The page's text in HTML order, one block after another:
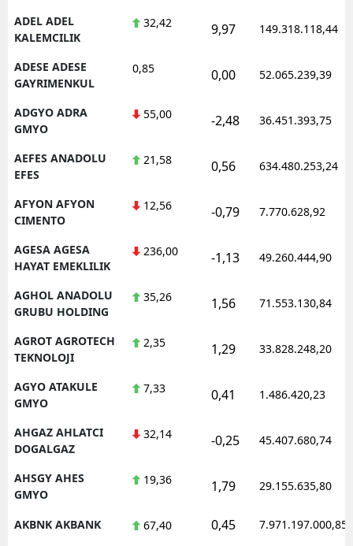
ADEL ADEL
KALEMCILIK
32,42 9,97 149.318.118,44
ADESE ADESE
GAYRIMENKUL
0,85 0,00 52.065.239,39
ADGYO ADRA
GMYO
55,00 -2,48 36.451.393,75
AEFES ANADOLU
EFES
21,58 0,56 634.480.253,24
AFYON AFYON
CIMENTO
12,56 -0,79 7.770.628,92
AGESA AGESA
HAYAT EMEKLILIK
236,00 -1,13 49.260.444,90
AGHOL ANADOLU
GRUBU HOLDING
35,26 1,56 71.553.130,84
AGROT AGROTECH
TEKNOLOJI
2,35 1,29 33.828.248,20
AGYO ATAKULE
GMYO
7,33 0,41 1.486.420,23
AHGAZ AHLATCI
DOGALGAZ
32,14 -0,25 45.407.680,74
AHSGY AHES
GMYO
19,36 1,79 29.155.635,80
AKBNK AKBANK 67,40 0,45 7.971.197.000,85